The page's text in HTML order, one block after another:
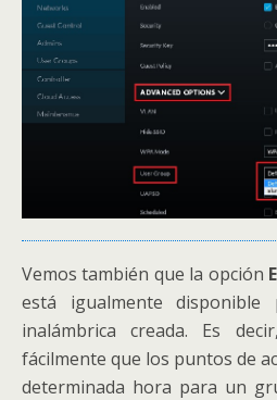
Vemos también que la opción
está igualmente
inalámbrica creada. Es
fácilmente que los puntos de
determinada hora para un